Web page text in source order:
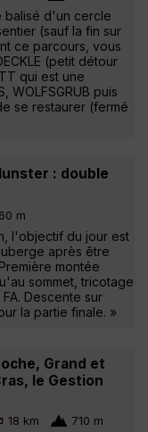
balisé d'un cercle
(sauf la fin sur
ce parcours, vous
(petit détour
qui est une
WOLFSGRUB puis
se restaurer (fermé
: double
m
l'objectif du jour est
après être
montée
sommet, tricotage
Descente sur
la partie finale. »
Grand et
le Gestion
18 km 710 m